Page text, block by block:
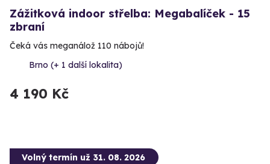
Zážitková indoor střelba: Megabalíček - 15
zbraní
Čeká vás meganálož 110 nábojů!
Brno (+ 1 další lokalita)
4 190 Kč
Volný termín už 31. 08. 2026